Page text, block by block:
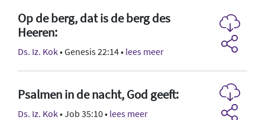
Op de berg, dat is de berg des
Heeren:
Ds. Iz. Kok• Genesis 22:14 • lees meer
Psalmen in de nacht, God geeft:
Ds. Iz. Kok• Job 35:10 • lees meer